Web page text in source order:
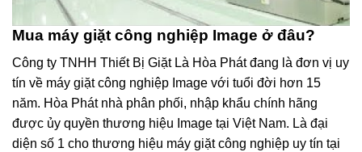
Mua máy giặt công nghiệp Image ở đâu?
Công ty TNHH Thiết Bị Giặt Là Hòa Phát đang là đơn vị uy
tín về máy giặt công nghiệp Image với tuổi đời hơn 15
năm. Hòa Phát nhà phân phối, nhập khẩu chính hãng
được ủy quyền thương hiệu Image tại Việt Nam. Là đại
diện số 1 cho thương hiệu máy giặt công nghiệp uy tín tại